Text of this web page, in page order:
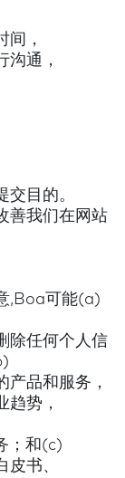
间，
沟通，
目的。
善我们在网站
,Boa可能(a)
除任何个人信
产品和服务，
趋势，
；和(c)
书、